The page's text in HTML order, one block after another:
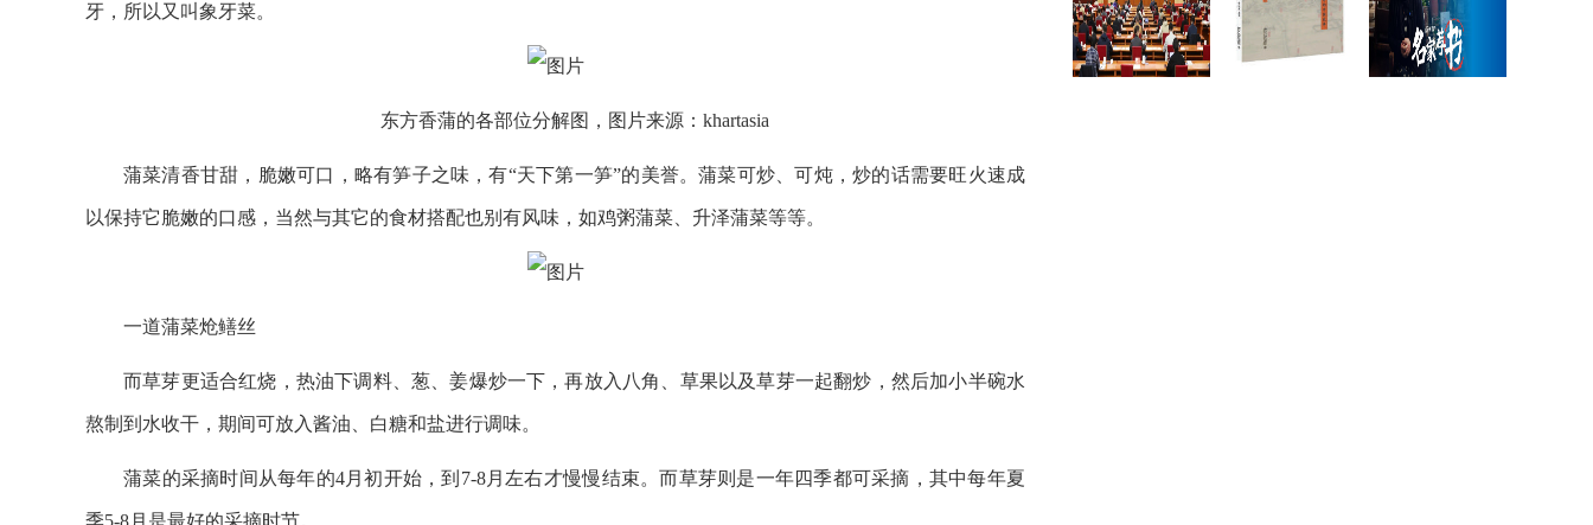
牙，所以又叫象牙菜。
东方香蒲的各部位分解图，图片来源：khartasia
蒲菜清香甘甜，脆嫩可口，略有笋子之味，有“天下第一笋”的美誉。蒲菜可炒、可炖，炒的话需要旺火速成
以保持它脆嫩的口感，当然与其它的食材搭配也别有风味，如鸡粥蒲菜、升泽蒲菜等等。
一道蒲菜炝鳝丝
而草芽更适合红烧，热油下调料、葱、姜爆炒一下，再放入八角、草果以及草芽一起翻炒，然后加小半碗水
熬制到水收干，期间可放入酱油、白糖和盐进行调味。
蒲菜的采摘时间从每年的4月初开始，到7-8月左右才慢慢结束。而草芽则是一年四季都可采摘，其中每年夏